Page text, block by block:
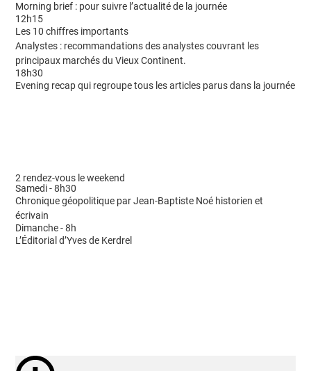
Morning brief : pour suivre l’actualité de la journée
12h15
Les 10 chiffres importants
Analystes : recommandations des analystes couvrant les
principaux marchés du Vieux Continent.
18h30
Evening recap qui regroupe tous les articles parus dans la journée
2 rendez-vous le weekend
Samedi - 8h30
Chronique géopolitique par Jean-Baptiste Noé historien et
écrivain
Dimanche - 8h
L’Éditorial d’Yves de Kerdrel